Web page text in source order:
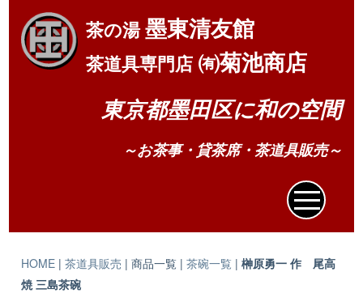
茶の湯墨東清友館
茶道具専門店 ㈲菊池商店
東京都墨田区に和の空間
～お茶事・貸茶席・茶道具販売～
HOME |茶道具販売 | 商品一覧 |茶碗一覧 |榊原勇一 作 尾高
焼 三島茶碗